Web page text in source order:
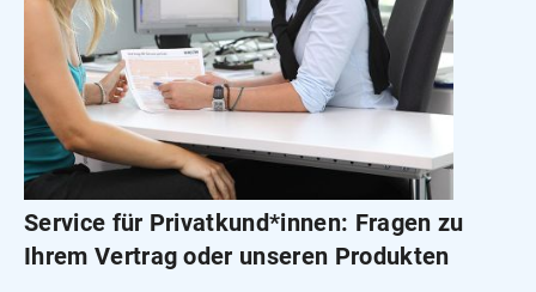
Service für Privatkund*innen: Fragen zu
Ihrem Vertrag oder unseren Produkten